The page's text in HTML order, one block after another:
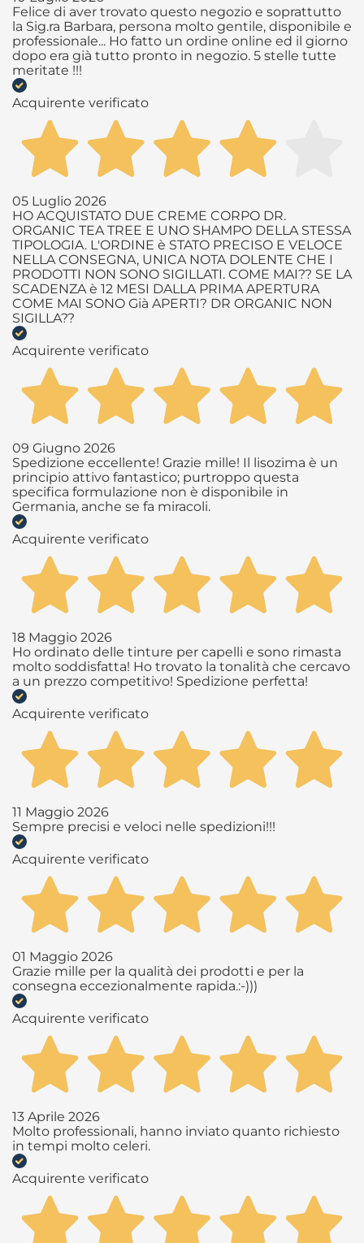
Felice di aver trovato questo negozio e soprattutto
la Sig.ra Barbara, persona molto gentile, disponibile e
professionale... Ho fatto un ordine online ed il giorno
dopo era già tutto pronto in negozio. 5 stelle tutte
meritate !!!
Acquirente verificato
05 Luglio 2026
HO ACQUISTATO DUE CREME CORPO DR.
ORGANIC TEA TREE E UNO SHAMPO DELLA STESSA
TIPOLOGIA. L'ORDINE è STATO PRECISO E VELOCE
NELLA CONSEGNA, UNICA NOTA DOLENTE CHE I
PRODOTTI NON SONO SIGILLATI. COME MAI?? SE LA
SCADENZA è 12 MESI DALLA PRIMA APERTURA
COME MAI SONO Già APERTI? DR ORGANIC NON
SIGILLA??
Acquirente verificato
09 Giugno 2026
Spedizione eccellente! Grazie mille! Il lisozima è un
principio attivo fantastico; purtroppo questa
specifica formulazione non è disponibile in
Germania, anche se fa miracoli.
Acquirente verificato
18 Maggio 2026
Ho ordinato delle tinture per capelli e sono rimasta
molto soddisfatta! Ho trovato la tonalità che cercavo
a un prezzo competitivo! Spedizione perfetta!
Acquirente verificato
11 Maggio 2026
Sempre precisi e veloci nelle spedizioni!!!
Acquirente verificato
01 Maggio 2026
Grazie mille per la qualità dei prodotti e per la
consegna eccezionalmente rapida.:-)))
Acquirente verificato
13 Aprile 2026
Molto professionali, hanno inviato quanto richiesto
in tempi molto celeri.
Acquirente verificato